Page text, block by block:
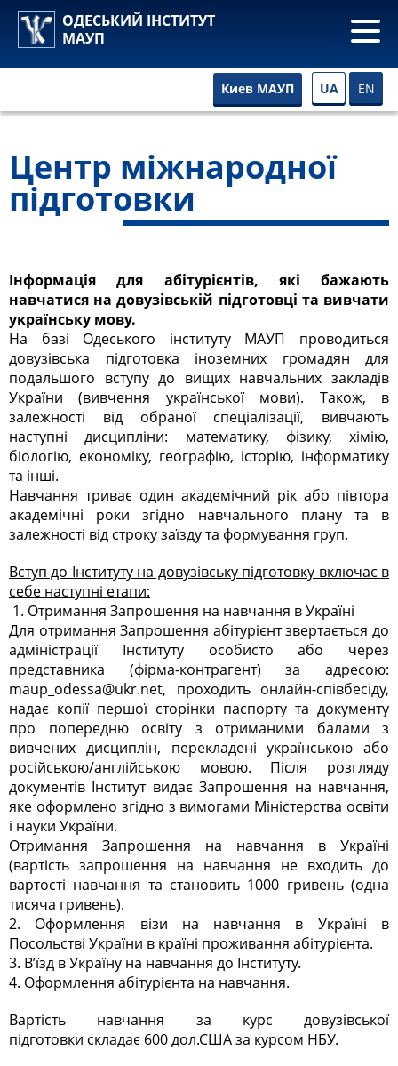
ОДЕСЬКИЙ ІНСТИТУТ
МАУП
Киев МАУП UA EN
Центр міжнародної
підготовки
Інформація для абітурієнтів, які бажають
навчатися на довузівській підготовці та вивчати
українську мову.
На базі Одеського інституту МАУП проводиться
довузівська підготовка іноземних громадян для
подальшого вступу до вищих навчальних закладів
України (вивчення української мови). Також, в
залежності від обраної спеціалізації, вивчають
наступні дисципліни: математику, фізику, хімію,
біологію, економіку, географію, історію, інформатику
та інші.
Навчання триває один академічний рік або півтора
академічні роки згідно навчального плану та в
залежності від строку заїзду та формування груп.
Вступ до Інституту на довузівську підготовку включає в
себе наступні етапи:
1. Отримання Запрошення на навчання в Україні
Для отримання Запрошення абітурієнт звертається до
адміністрації Інституту особисто або через
представника (фірма-контрагент) за адресою:
maup_odessa@ukr.net, проходить онлайн-співбесіду,
надає копії першої сторінки паспорту та документу
про попередню освіту з отриманими балами з
вивчених дисциплін, перекладені українською або
російською/англійською мовою. Після розгляду
документів Інститут видає Запрошення на навчання,
яке оформлено згідно з вимогами Міністерства освіти
і науки України.
Отримання Запрошення на навчання в Україні
(вартість запрошення на навчання не входить до
вартості навчання та становить 1000 гривень (одна
тисяча гривень).
2. Оформлення візи на навчання в Україні в
Посольстві України в країні проживання абітурієнта.
3. В’їзд в Україну на навчання до Інституту.
4. Оформлення абітурієнта на навчання.
Вартість навчання за курс довузівської
підготовки складає 600 дол.США за курсом НБУ.